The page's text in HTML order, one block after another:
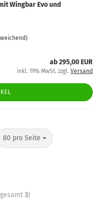
Wingbar Evo und
ab 295,00 EUR
inkl. 19% MwSt. zzgl. Versand
80 pro Seite
3)